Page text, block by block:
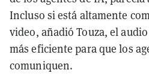
Incluso si está altamente
video, añadió Touza, el
más eficiente para que los
comuniquen.